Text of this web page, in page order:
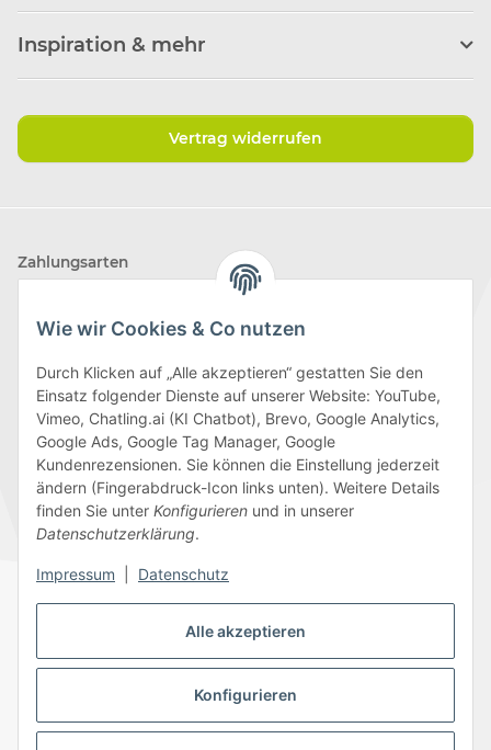
Alle akzeptieren
Konfigurieren
Wie wir Cookies & Co nutzen
Durch Klicken auf „Alle akzeptieren“ gestatten Sie den
Einsatz folgender Dienste auf unserer Website: YouTube,
Vimeo, Chatling.ai (KI Chatbot), Brevo, Google Analytics,
Google Ads, Google Tag Manager, Google
Kundenrezensionen. Sie können die Einstellung jederzeit
ändern (Fingerabdruck-Icon links unten). Weitere Details
finden Sie unter Konfigurieren und in unserer
Datenschutzerklärung.
Impressum Datenschutz
Inspiration & mehr
Vertrag widerrufen
Zahlungsarten
Wir versenden mit
Folge uns
DatenschutzAGBSitemapImpressum
BatteriegesetzhinweiseWiderrufsrecht